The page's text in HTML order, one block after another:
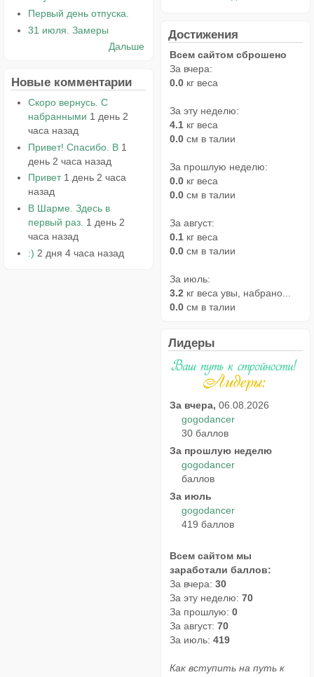
Первый день отпуска.
31 июля. Замеры
Дальше
Новые комментарии
Скоро вернусь. С
набранными 1 день 2
часа назад
Привет! Спасибо. В 1
день 2 часа назад
Привет 1 день 2 часа
назад
В Шарме. Здесь в
первый раз. 1 день 2
часа назад
:) 2 дня 4 часа назад
Достижения
Всем сайтом сброшено
За вчера:
0.0 кг веса
За эту неделю:
4.1 кг веса
0.0 см в талии
За прошлую неделю:
0.0 кг веса
0.0 см в талии
За август:
0.1 кг веса
0.0 см в талии
За июль:
3.2 кг веса увы, набрано...
0.0 см в талии
Лидеры
За вчера, 06.08.2026
gogodancer
30 баллов
За прошлую неделю
gogodancer
баллов
За июль
gogodancer
419 баллов
Всем сайтом мы
заработали баллов:
За вчера: 30
За эту неделю: 70
За прошлую: 0
За август: 70
За июль: 419
Как вступить на путь к